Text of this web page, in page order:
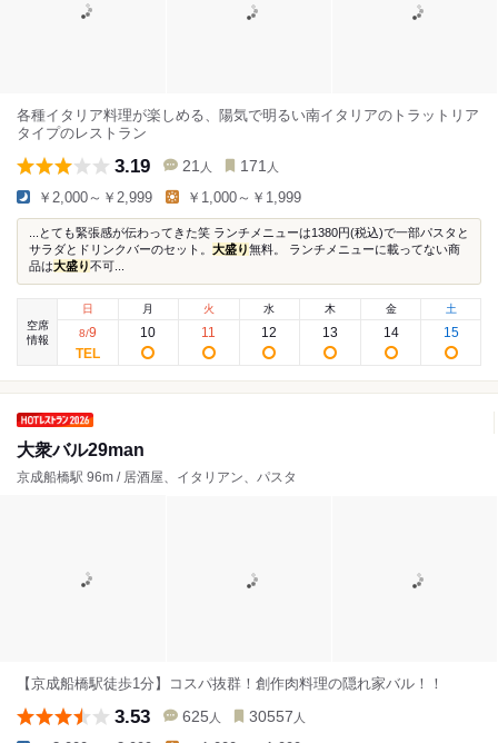
各種イタリア料理が楽しめる、陽気で明るい南イタリアのトラットリア
タイプのレストラン
3.19 21 人 171 人
￥2,000～￥2,999 ￥1,000～￥1,999
...とても緊張感が伝わってきた笑 ランチメニューは1380円(税込)で一部パスタと
サラダとドリンクバーのセット。 大盛り無料。 ランチメニューに載ってない商
品は大盛り不可...
空席
情報
日
8/9
月
10
火
11
水
12
木
13
金
14
土
15
大衆バル29man
京成船橋駅 96m / 居酒屋、イタリアン、パスタ
【京成船橋駅徒歩1分】コスパ抜群！創作肉料理の隠れ家バル！！
3.53 625 人 30557 人